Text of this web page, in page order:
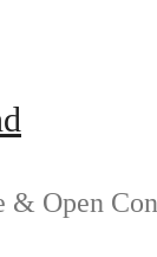
& Open